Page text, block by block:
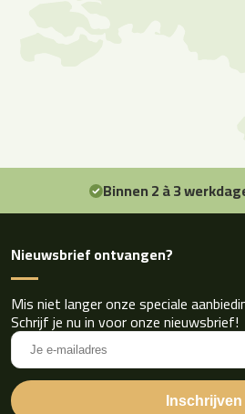
Binnen 2 à 3
Nieuwsbrief ontvangen?
Mis niet langer onze speciale
Schrijf je nu in voor onze nieuwsbrief!